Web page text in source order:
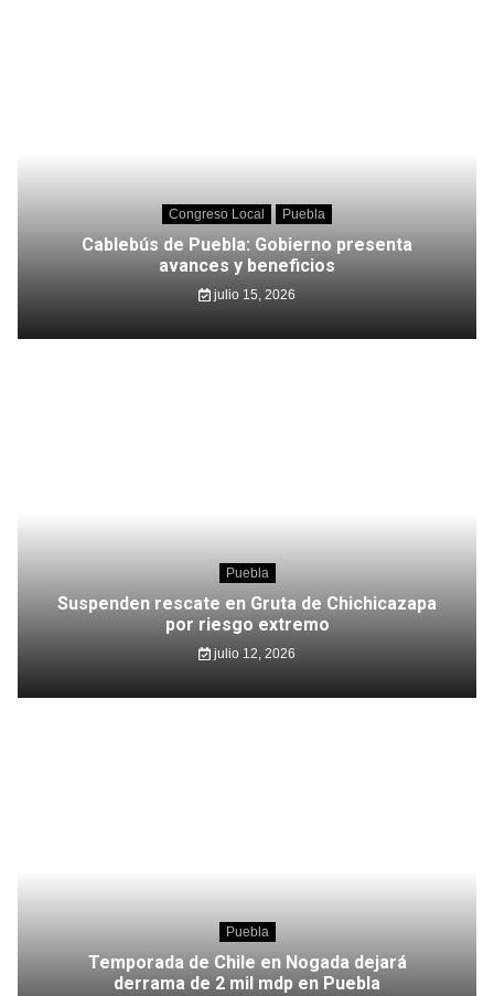
Congreso Local Puebla
Cablebús de Puebla: Gobierno presenta
avances y beneficios
julio 15, 2026
Puebla
Suspenden rescate en Gruta de Chichicazapa
por riesgo extremo
julio 12, 2026
Puebla
Temporada de Chile en Nogada dejará
derrama de 2 mil mdp en Puebla